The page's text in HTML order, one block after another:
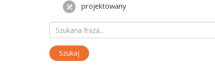
projektowany